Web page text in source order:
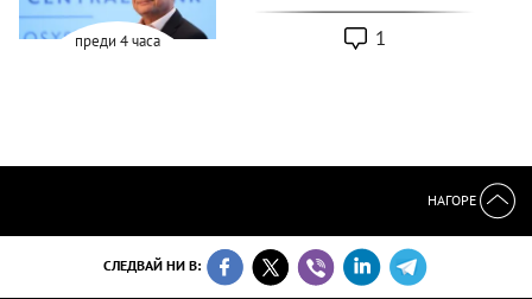
преди 4 часа 1
НАГОРЕ
СЛЕДВАЙ НИ В: